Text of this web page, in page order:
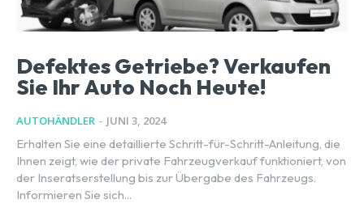
Defektes Getriebe? Verkaufen
Sie Ihr Auto Noch Heute!
AUTOHÄNDLER - JUNI 3, 2024
Erhalten Sie eine detaillierte Schritt-für-Schritt-Anleitung, die
Ihnen zeigt, wie der private Fahrzeugverkauf funktioniert, von
der Inseratserstellung bis zur Übergabe des Fahrzeugs.
Informieren Sie sich...